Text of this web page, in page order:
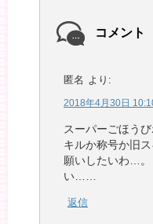
コメント
匿名 より:
2018年4月30日
スーパーごほう
キルか称号か旧
願いしたいわ…。
い……
返信